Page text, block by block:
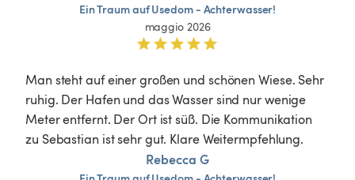
EinTraumaufUsedom - Achterwasser!
maggio 2026
Man steht auf einer großen und schönen Wiese. Sehr
ruhig. Der Hafen und das Wasser sind nur wenige
Meter entfernt. Der Ort ist süß. Die Kommunikation
zu Sebastian ist sehr gut. Klare Weitermpfehlung.
Rebecca G